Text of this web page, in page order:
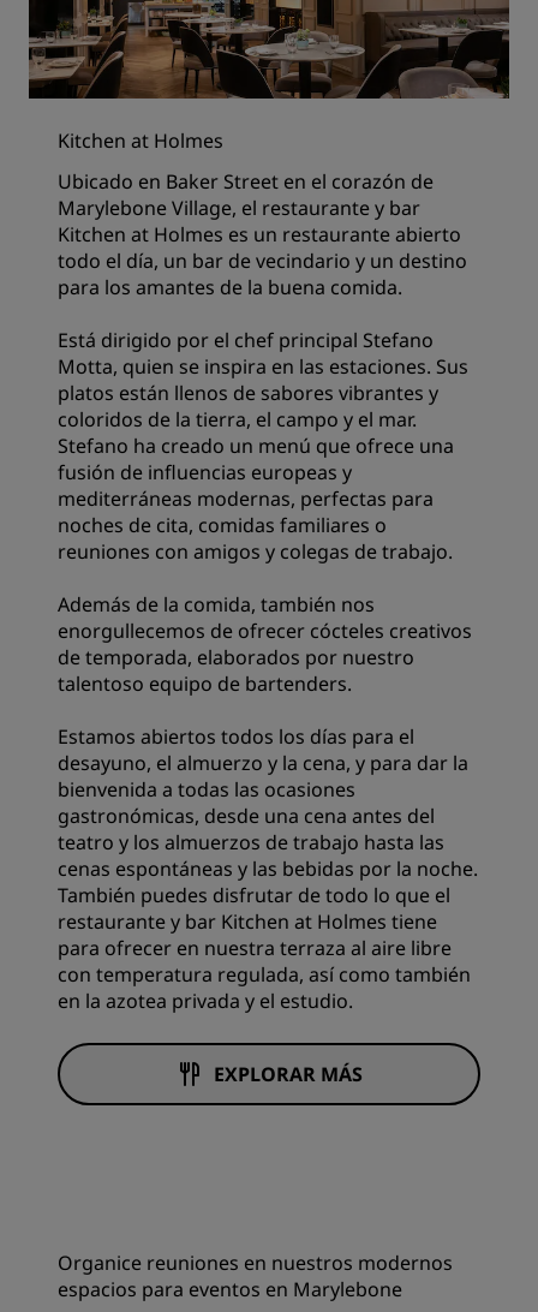
Kitchen at Holmes
Ubicado en Baker Street en el corazón de
Marylebone Village, el restaurante y bar
Kitchen at Holmes es un restaurante abierto
todo el día, un bar de vecindario y un destino
para los amantes de la buena comida.
Está dirigido por el chef principal Stefano
Motta, quien se inspira en las estaciones. Sus
platos están llenos de sabores vibrantes y
coloridos de la tierra, el campo y el mar.
Stefano ha creado un menú que ofrece una
fusión de influencias europeas y
mediterráneas modernas, perfectas para
noches de cita, comidas familiares o
reuniones con amigos y colegas de trabajo.
Además de la comida, también nos
enorgullecemos de ofrecer cócteles creativos
de temporada, elaborados por nuestro
talentoso equipo de bartenders.
Estamos abiertos todos los días para el
desayuno, el almuerzo y la cena, y para dar la
bienvenida a todas las ocasiones
gastronómicas, desde una cena antes del
teatro y los almuerzos de trabajo hasta las
cenas espontáneas y las bebidas por la noche.
También puedes disfrutar de todo lo que el
restaurante y bar Kitchen at Holmes tiene
para ofrecer en nuestra terraza al aire libre
con temperatura regulada, así como también
en la azotea privada y el estudio.
EXPLORAR MÁS
Organice reuniones en nuestros modernos
espacios para eventos en Marylebone